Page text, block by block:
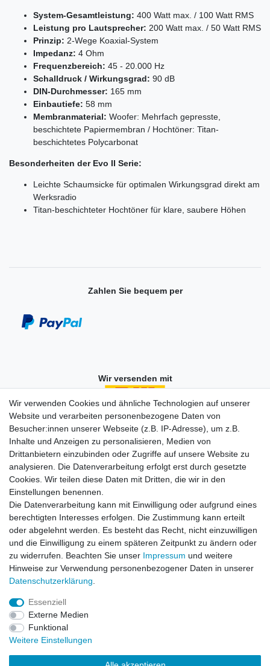
System-Gesamtleistung: 400 Watt max. / 100 Watt RMS
Leistung pro Lautsprecher: 200 Watt max. / 50 Watt RMS
Prinzip: 2-Wege Koaxial-System
Impedanz: 4 Ohm
Frequenzbereich: 45 - 20.000 Hz
Schalldruck / Wirkungsgrad: 90 dB
DIN-Durchmesser: 165 mm
Einbautiefe: 58 mm
Membranmaterial: Woofer: Mehrfach gepresste,
beschichtete Papiermembran / Hochtöner: Titan-
beschichtetes Polycarbonat
Besonderheiten der Evo II Serie:
Leichte Schaumsicke für optimalen Wirkungsgrad direkt am
Werksradio
Titan-beschichteter Hochtöner für klare, saubere Höhen
Zahlen Sie bequem per
Wir versenden mit
Einkaufen
Zahlungsarten
Versandarten & -kosten
Widerrufsrecht
Warenkorb
Zur Kasse
Vertrag widerrufen
Mein Konto
Registrieren
Unternehmen
Kontakt
Wir verwenden Cookies und ähnliche Technologien auf unserer
Website und verarbeiten personenbezogene Daten von
Besucher:innen unserer Webseite (z.B. IP-Adresse), um z.B.
Inhalte und Anzeigen zu personalisieren, Medien von
Drittanbietern einzubinden oder Zugriffe auf unsere Website zu
analysieren. Die Datenverarbeitung erfolgt erst durch gesetzte
Cookies. Wir teilen diese Daten mit Dritten, die wir in den
Einstellungen benennen.
Die Datenverarbeitung kann mit Einwilligung oder aufgrund eines
berechtigten Interesses erfolgen. Die Zustimmung kann erteilt
oder abgelehnt werden. Es besteht das Recht, nicht einzuwilligen
und die Einwilligung zu einem späteren Zeitpunkt zu ändern oder
zu widerrufen. Beachten Sie unser Impressum und weitere
Hinweise zur Verwendung personenbezogener Daten in unserer
Daten­schutz­erklärung
Essenziell
Externe Medien
Funktional
Weitere Einstellungen